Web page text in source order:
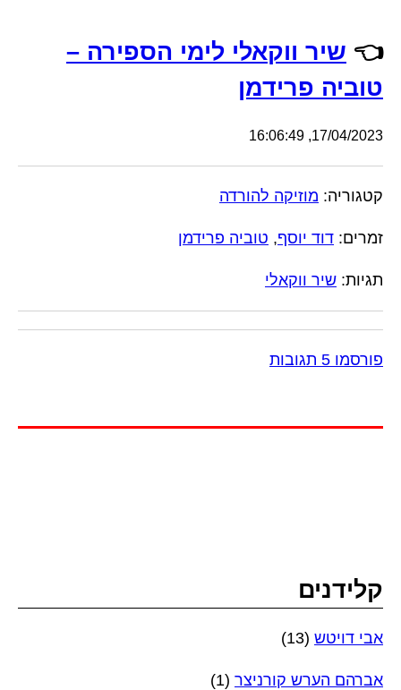
👈 שיר ווקאלי לימי הספירה –
טוביה פרידמן
17/04/2023, 16:06:49
קטגוריה: מוזיקה להורדה
זמרים: דוד יוסף, טוביה פרידמן
תגיות: שיר ווקאלי
פורסמו 5 תגובות
קלידנים
אבי דויטש (13)
אברהם הערש קורניצר (1)